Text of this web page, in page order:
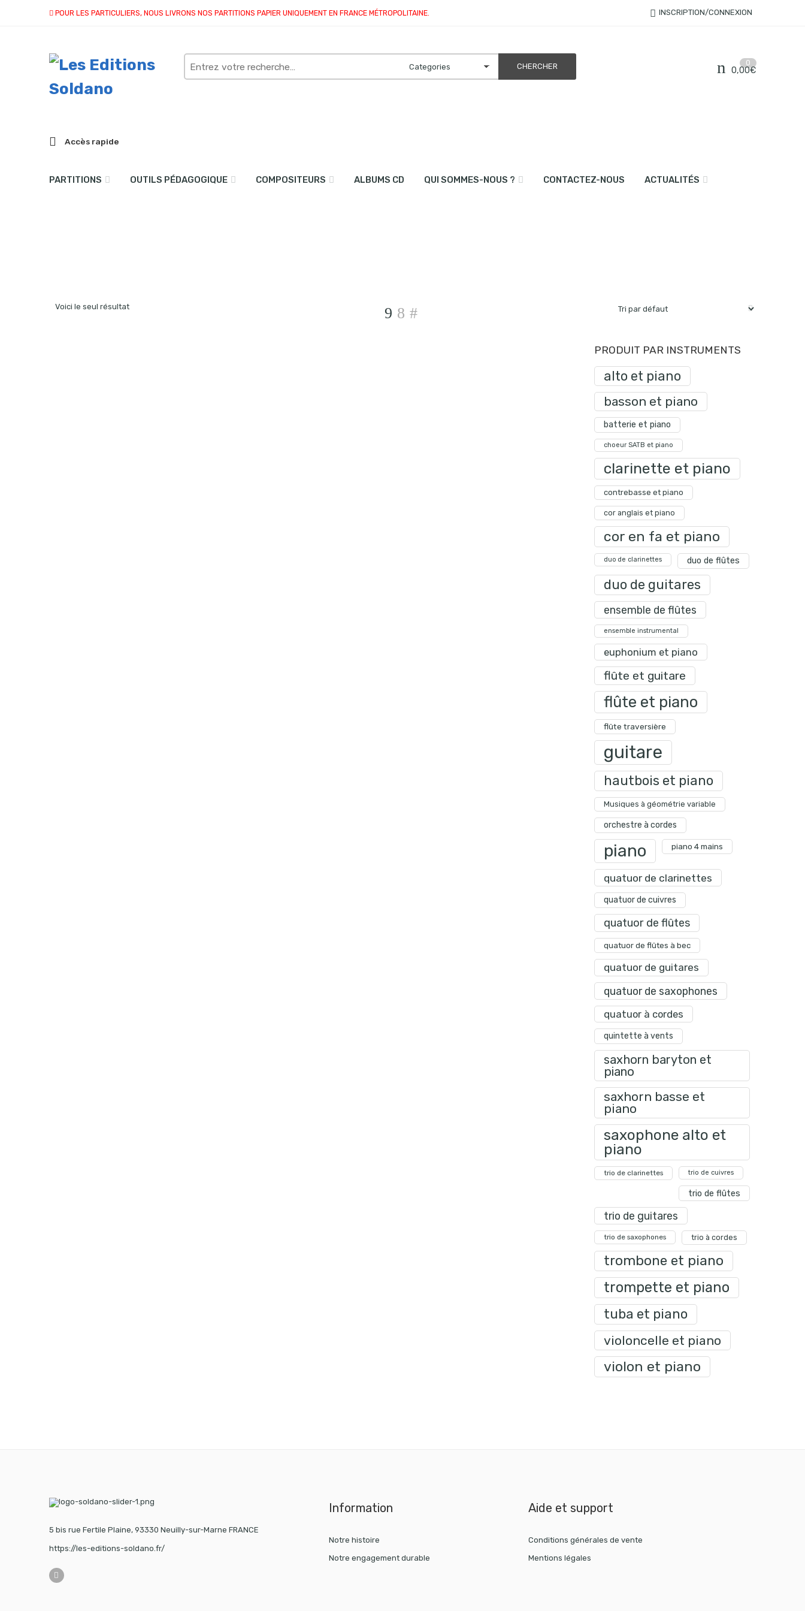
POUR LES PARTICULIERS, NOUS LIVRONS NOS PARTITIONS PAPIER UNIQUEMENT EN FRANCE MÉTROPOLITAINE. INSCRIPTION/CONNEXION
Search
here
0
0,00€
Accès rapide
PARTITIONS OUTILS PÉDAGOGIQUE COMPOSITEURS ALBUMS CD QUI SOMMES-NOUS ? CONTACTEZ-NOUS ACTUALITÉS
Voici le seul résultat
PRODUIT PAR INSTRUMENTS
alto et piano
basson et piano
batterie et piano
choeur SATB et piano
clarinette et piano
contrebasse et piano
cor anglais et piano
cor en fa et piano
duo de clarinettes duo de flûtes
duo de guitares
ensemble de flûtes
ensemble instrumental
euphonium et piano
flûte et guitare
flûte et piano
flûte traversière
guitare
hautbois et piano
Musiques à géométrie variable
orchestre à cordes
piano piano 4 mains
quatuor de clarinettes
quatuor de cuivres
quatuor de flûtes
quatuor de flûtes à bec
quatuor de guitares
quatuor de saxophones
quatuor à cordes
quintette à vents
saxhorn baryton et
piano
saxhorn basse et
piano
saxophone alto et
piano
trio de clarinettes trio de cuivres
trio de flûtes
trio de guitares
trio de saxophones trio à cordes
trombone et piano
trompette et piano
tuba et piano
violoncelle et piano
violon et piano
5 bis rue Fertile Plaine, 93330 Neuilly-sur-Marne FRANCE
https://les-editions-soldano.fr/
Information
Notre histoire
Notre engagement durable
Aide et support
Conditions générales de vente
Mentions légales